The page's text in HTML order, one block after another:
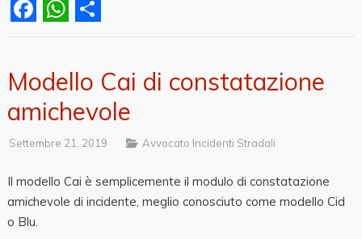
Facebook
WhatsApp
Share
Modello Cai di constatazione
amichevole
Settembre 21, 2019 Avvocato Incidenti Stradali
Il modello Cai è semplicemente il modulo di constatazione
amichevole di incidente, meglio conosciuto come modello Cid
o Blu.